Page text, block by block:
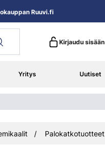
Kirjaudu sisään
Yritys Uutiset
Ruuvi.fi
Palokatkotuotteet